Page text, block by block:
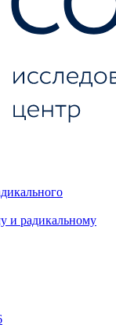
и радикальному